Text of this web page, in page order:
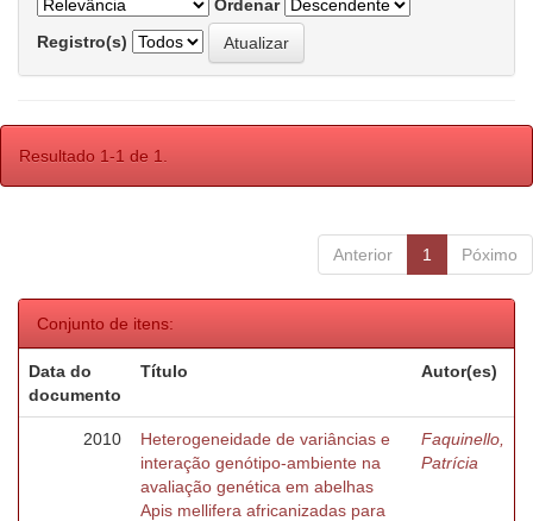
Ordenar
Registro(s)
Resultado 1-1 de 1.
Anterior 1 Póximo
Conjunto de itens:
Data do
documento
Título Autor(es)
2010
Heterogeneidade de variâncias e
interação genótipo-ambiente na
avaliação genética em abelhas
Apis mellifera africanizadas para
Faquinello,
Patrícia